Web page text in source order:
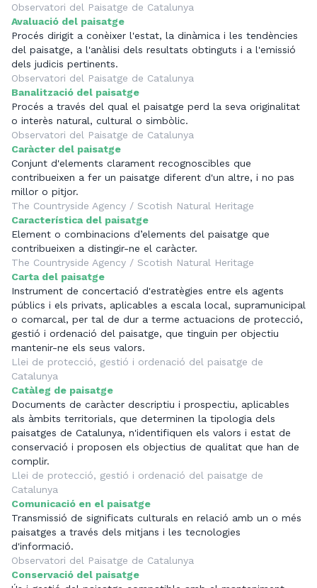
Observatori del Paisatge de Catalunya
Avaluació del paisatge
Procés dirigit a conèixer l'estat, la dinàmica i les tendències
del paisatge, a l'anàlisi dels resultats obtinguts i a l'emissió
dels judicis pertinents.
Observatori del Paisatge de Catalunya
Banalització del paisatge
Procés a través del qual el paisatge perd la seva originalitat
o interès natural, cultural o simbòlic.
Observatori del Paisatge de Catalunya
Caràcter del paisatge
Conjunt d'elements clarament recognoscibles que
contribueixen a fer un paisatge diferent d'un altre, i no pas
millor o pitjor.
The Countryside Agency / Scotish Natural Heritage
Característica del paisatge
Element o combinacions d’elements del paisatge que
contribueixen a distingir-ne el caràcter.
The Countryside Agency / Scotish Natural Heritage
Carta del paisatge
Instrument de concertació d'estratègies entre els agents
públics i els privats, aplicables a escala local, supramunicipal
o comarcal, per tal de dur a terme actuacions de protecció,
gestió i ordenació del paisatge, que tinguin per objectiu
mantenir-ne els seus valors.
Llei de protecció, gestió i ordenació del paisatge de
Catalunya
Catàleg de paisatge
Documents de caràcter descriptiu i prospectiu, aplicables
als àmbits territorials, que determinen la tipologia dels
paisatges de Catalunya, n'identifiquen els valors i estat de
conservació i proposen els objectius de qualitat que han de
complir.
Llei de protecció, gestió i ordenació del paisatge de
Catalunya
Comunicació en el paisatge
Transmissió de significats culturals en relació amb un o més
paisatges a través dels mitjans i les tecnologies
d'informació.
Observatori del Paisatge de Catalunya
Conservació del paisatge